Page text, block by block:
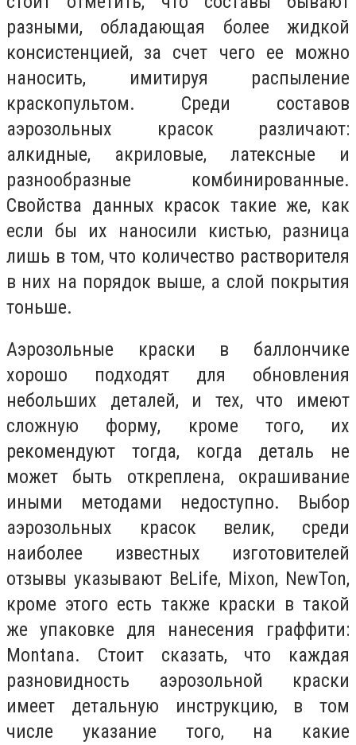
разными, обладающая более жидкой
консистенцией, за счет чего ее можно
наносить, имитируя распыление
краскопультом. Среди составов
аэрозольных красок различают:
алкидные, акриловые, латексные и
разнообразные комбинированные.
Свойства данных красок такие же, как
если бы их наносили кистью, разница
лишь в том, что количество растворителя
в них на порядок выше, а слой покрытия
тоньше.
Аэрозольные краски в баллончике
хорошо подходят для обновления
небольших деталей, и тех, что имеют
сложную форму, кроме того, их
рекомендуют тогда, когда деталь не
может быть откреплена, окрашивание
иными методами недоступно. Выбор
аэрозольных красок велик, среди
наиболее известных изготовителей
отзывы указывают BeLife, Mixon, NewTon,
кроме этого есть также краски в такой
же упаковке для нанесения граффити:
Montana. Стоит сказать, что каждая
разновидность аэрозольной краски
имеет детальную инструкцию, в том
числе указание того, на какие